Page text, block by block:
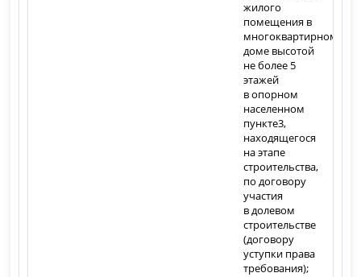
жилого
помещения в
многоквартирном
доме высотой
не более 5
этажей
в опорном
населенном
пункте3,
находящегося
на этапе
строительства,
по договору
участия
в долевом
строительстве
(договору
уступки права
требования);